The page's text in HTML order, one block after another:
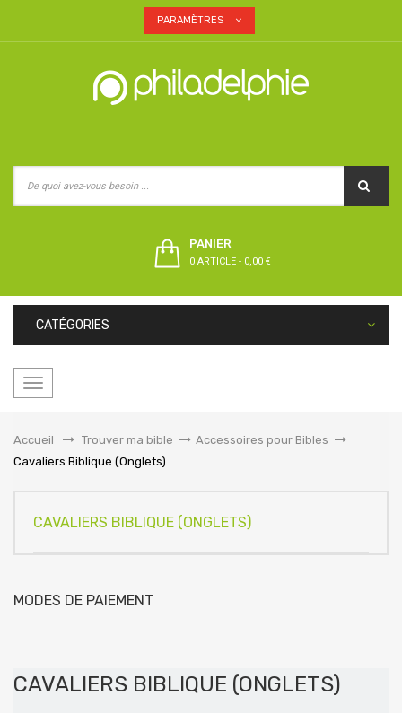
PARAMÈTRES
PANIER
0 ARTICLE - 0,00 €
CATÉGORIES
Basculer
Accueil
&gt;Trouver ma bible > Accessoires pour Bibles >
Cavaliers Biblique (Onglets)
CAVALIERS BIBLIQUE (ONGLETS)
MODES DE PAIEMENT
CAVALIERS BIBLIQUE (ONGLETS)